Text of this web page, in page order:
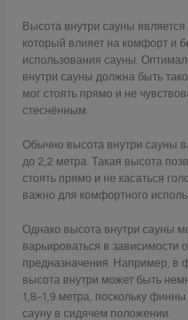
Высота внутри сауны
который влияет на комфорт и
использования сауны.
внутри сауны должна быть
мог стоять прямо и не
стеснённым.
Обычно высота внутри сауны
до 2,2 метра. Такая высота
стоять прямо и не касаться
важно для комфортного
Однако высота внутри сауны
варьироваться в зависимости
предназначения. Например, в
высота внутри может быть
1,8-1,9 метра, поскольку
сауну в сидячем положении.